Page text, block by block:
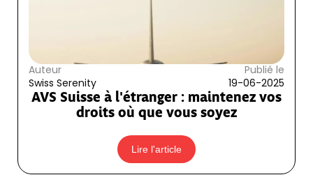
Auteur
Swiss Serenity
Publié le
19-06-2025
AVS Suisse à l'étranger : maintenez vos
droits où que vous soyez
Lire l'article